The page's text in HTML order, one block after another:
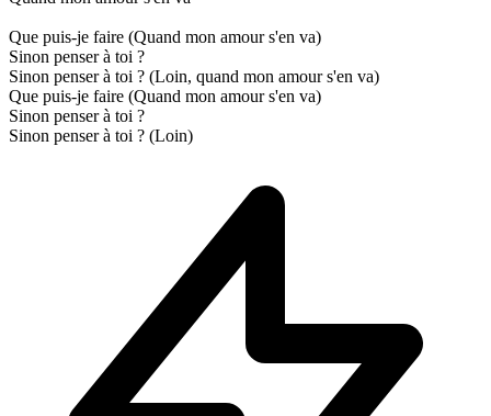
Que puis-je faire (Quand mon amour s'en va)
Sinon penser à toi ?
Sinon penser à toi ? (Loin, quand mon amour s'en va)
Que puis-je faire (Quand mon amour s'en va)
Sinon penser à toi ?
Sinon penser à toi ? (Loin)